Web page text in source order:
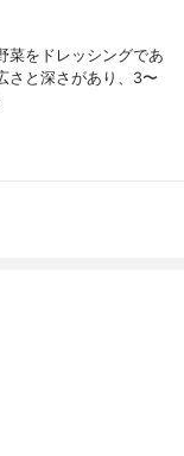
菜をドレッシングであ
さと深さがあり、3〜